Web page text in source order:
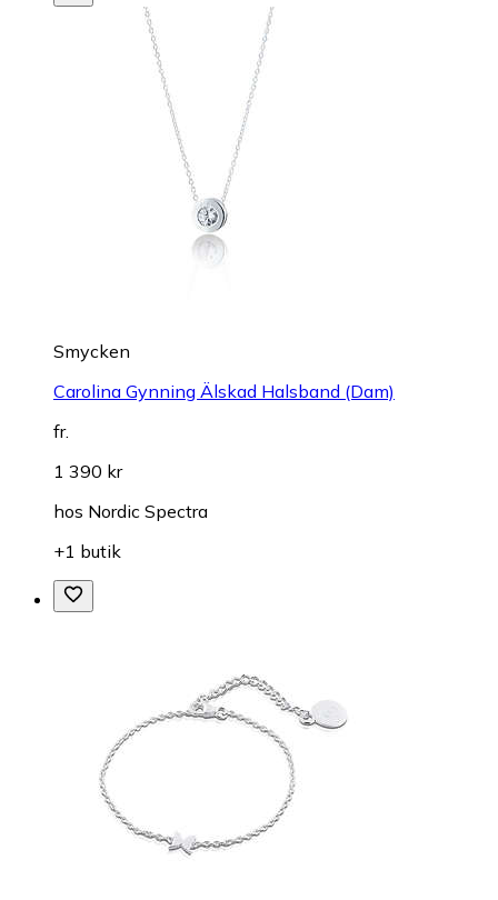
Smycken
Carolina Gynning Älskad Halsband (Dam)
fr.
1 390 kr
hos Nordic Spectra
+1 butik